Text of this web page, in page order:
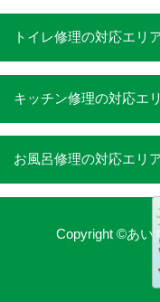
トイレ修理の対応エリ
キッチン修理の対応エ
お風呂修理の対応エリ
Copyright ©あい